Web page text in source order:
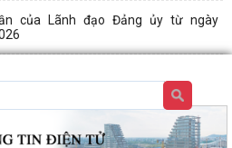
của Lãnh đạo Đảng ủy từ ngày